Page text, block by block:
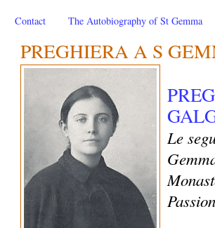
Contact The Autobiography of St Gemma
PREGHIERA A S
Le